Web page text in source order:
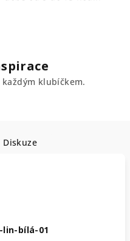
klubíčkem.
Diskuze
lin-bílá-01